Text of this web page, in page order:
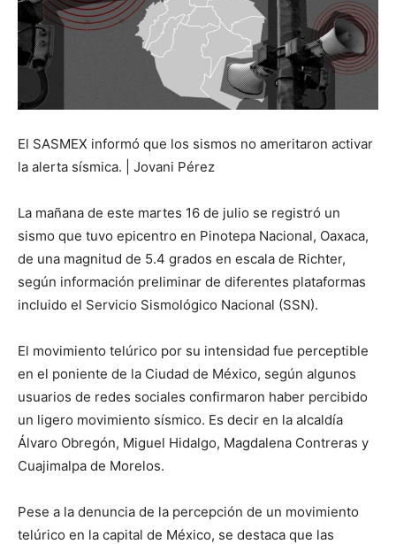
El SASMEX informó que los sismos no ameritaron activar
la alerta sísmica. | Jovani Pérez
La mañana de este martes 16 de julio se registró un
sismo que tuvo epicentro en Pinotepa Nacional, Oaxaca,
de una magnitud de 5.4 grados en escala de Richter,
según información preliminar de diferentes plataformas
incluido el Servicio Sismológico Nacional (SSN).
El movimiento telúrico por su intensidad fue perceptible
en el poniente de la Ciudad de México, según algunos
usuarios de redes sociales confirmaron haber percibido
un ligero movimiento sísmico. Es decir en la alcaldía
Álvaro Obregón, Miguel Hidalgo, Magdalena Contreras y
Cuajimalpa de Morelos.
Pese a la denuncia de la percepción de un movimiento
telúrico en la capital de México, se destaca que las